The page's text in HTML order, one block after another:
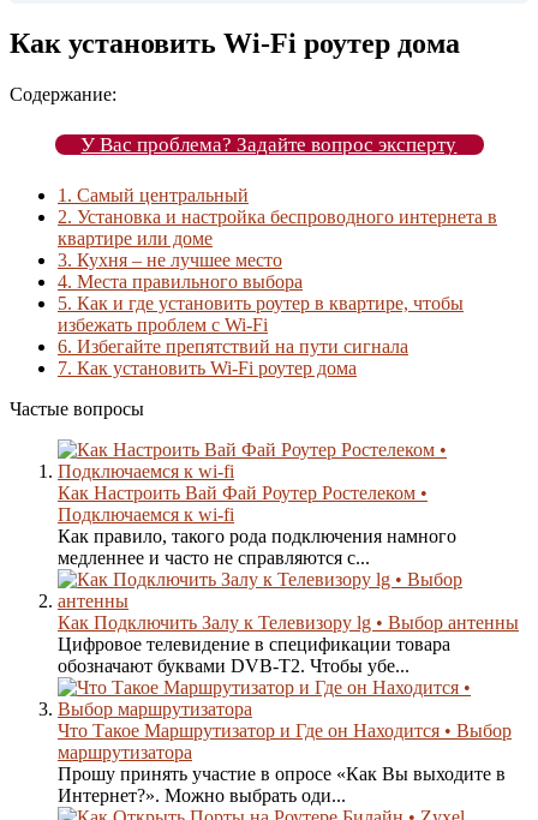
Как установить Wi-Fi роутер дома
Содержание:
У Вас проблема? Задайте вопрос эксперту
1. Самый центральный
2. Установка и настройка беспроводного интернета в
квартире или доме
3. Кухня – не лучшее место
4. Места правильного выбора
5. Как и где установить роутер в квартире, чтобы
избежать проблем с Wi-Fi
6. Избегайте препятствий на пути сигнала
7. Как установить Wi-Fi роутер дома
Частые вопросы
Как Настроить Вай Фай Роутер Ростелеком •
Подключаемся к wi-fi
Как правило, такого рода подключения намного
медленнее и часто не справляются с...
Как Подключить Залу к Телевизору lg • Выбор антенны
Цифровое телевидение в спецификации товара
обозначают буквами DVB-T2. Чтобы убе...
Что Такое Маршрутизатор и Где он Находится • Выбор
маршрутизатора
Прошу принять участие в опросе «Как Вы выходите в
Интернет?». Можно выбрать оди...